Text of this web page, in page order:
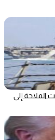
الملاحة إلى